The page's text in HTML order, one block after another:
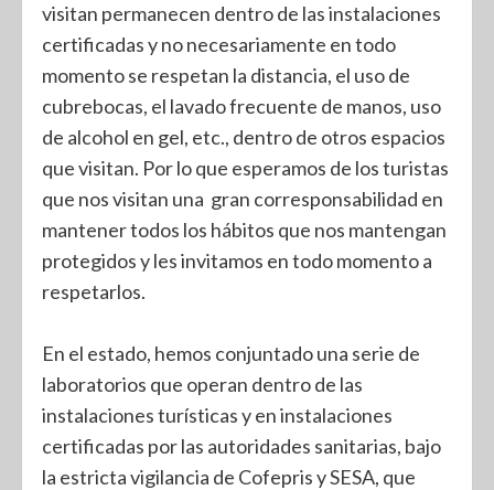
visitan permanecen dentro de las instalaciones
certificadas y no necesariamente en todo
momento se respetan la distancia, el uso de
cubrebocas, el lavado frecuente de manos, uso
de alcohol en gel, etc., dentro de otros espacios
que visitan. Por lo que esperamos de los turistas
que nos visitan una gran corresponsabilidad en
mantener todos los hábitos que nos mantengan
protegidos y les invitamos en todo momento a
respetarlos.
En el estado, hemos conjuntado una serie de
laboratorios que operan dentro de las
instalaciones turísticas y en instalaciones
certificadas por las autoridades sanitarias, bajo
la estricta vigilancia de Cofepris y SESA, que